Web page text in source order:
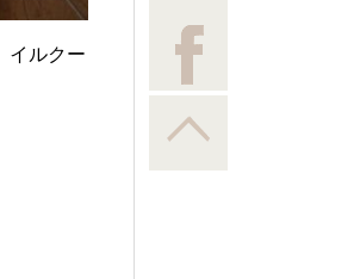
イルクー